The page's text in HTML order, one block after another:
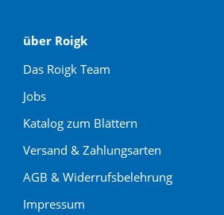
über Roigk
Das Roigk Team
Jobs
Katalog zum Blättern
Versand & Zahlungsarten
AGB & Widerrufsbelehrung
Impressum